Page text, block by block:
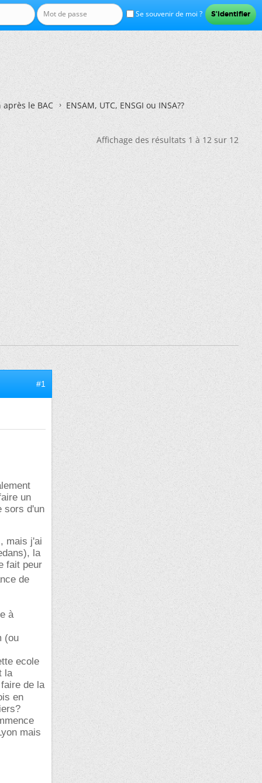
Se souvenir de moi ?
le BAC ENSAM, UTC, ENSGI ou INSA??
Affichage des résultats 1 à 12 sur 12
#1
un
sors d'un
mais j'ai
la
fait peur
de
à
(ou
ecole
la
de la
en
mais